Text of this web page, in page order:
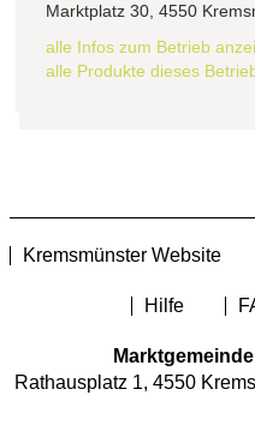
Marktplatz 30, 4550
alle Infos zum Betrieb
alle Produkte dieses
Kremsmünster Website
Hilfe
Rathausplatz 1, 4550